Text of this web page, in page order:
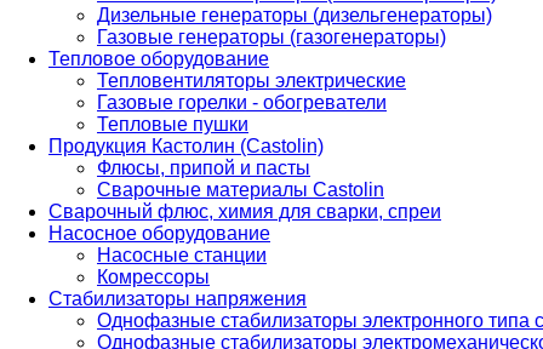
Дизельные генераторы (дизельгенераторы)
Газовые генераторы (газогенераторы)
Тепловое оборудование
Тепловентиляторы электрические
Газовые горелки - обогреватели
Тепловые пушки
Продукция Кастолин (Castolin)
Флюсы, припой и пасты
Сварочные материалы Castolin
Сварочный флюс, химия для сварки, спреи
Насосное оборудование
Насосные станции
Комрессоры
Стабилизаторы напряжения
Однофазные стабилизаторы электронного
Однофазные стабилизаторы